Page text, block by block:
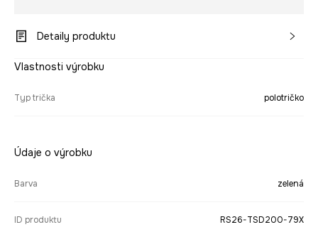
Detaily produktu
Vlastnosti výrobku
Typ trička polotričko
Údaje o výrobku
Barva zelená
ID produktu RS26-TSD200-79X